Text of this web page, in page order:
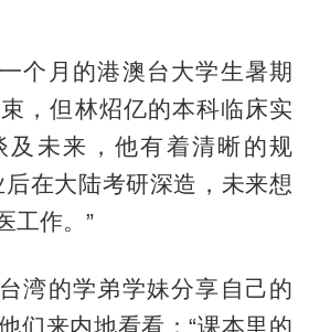
个月的港澳台大学生暑期
，但林炤亿的本科临床实
及未来，他有着清晰的规
后在大陆考研深造，未来想
工作。”
湾的学弟学妹分享自己的
们来内地看看：“课本里的